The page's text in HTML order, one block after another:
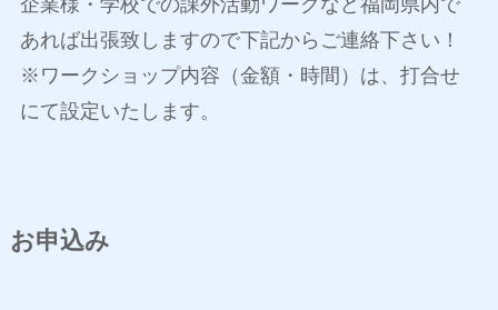
あれば出張致しますので下記からご連絡下さい！
※ワークショップ内容（金額・時間）は、打合せ
にて設定いたします。
お申込み